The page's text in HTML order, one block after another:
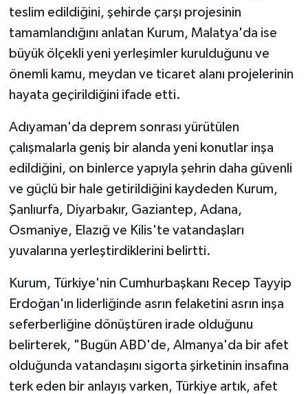
teslim edildiğini, şehirde çarşı projesinin
tamamlandığını anlatan Kurum, Malatya'da ise
büyük ölçekli yeni yerleşimler kurulduğunu ve
önemli kamu, meydan ve ticaret alanı projelerinin
hayata geçirildiğini ifade etti.
Adıyaman'da deprem sonrası yürütülen
çalışmalarla geniş bir alanda yeni konutlar inşa
edildiğini, on binlerce yapıyla şehrin daha güvenli
ve güçlü bir hale getirildiğini kaydeden Kurum,
Şanlıurfa, Diyarbakır, Gaziantep, Adana,
Osmaniye, Elazığ ve Kilis'te vatandaşları
yuvalarına yerleştirdiklerini belirtti.
Kurum, Türkiye'nin Cumhurbaşkanı Recep Tayyip
Erdoğan'ın liderliğinde asrın felaketini asrın inşa
seferberliğine dönüştüren irade olduğunu
belirterek, "Bugün ABD'de, Almanya'da bir afet
olduğunda vatandaşını sigorta şirketinin insafına
terk eden bir anlayış varken, Türkiye artık, afet